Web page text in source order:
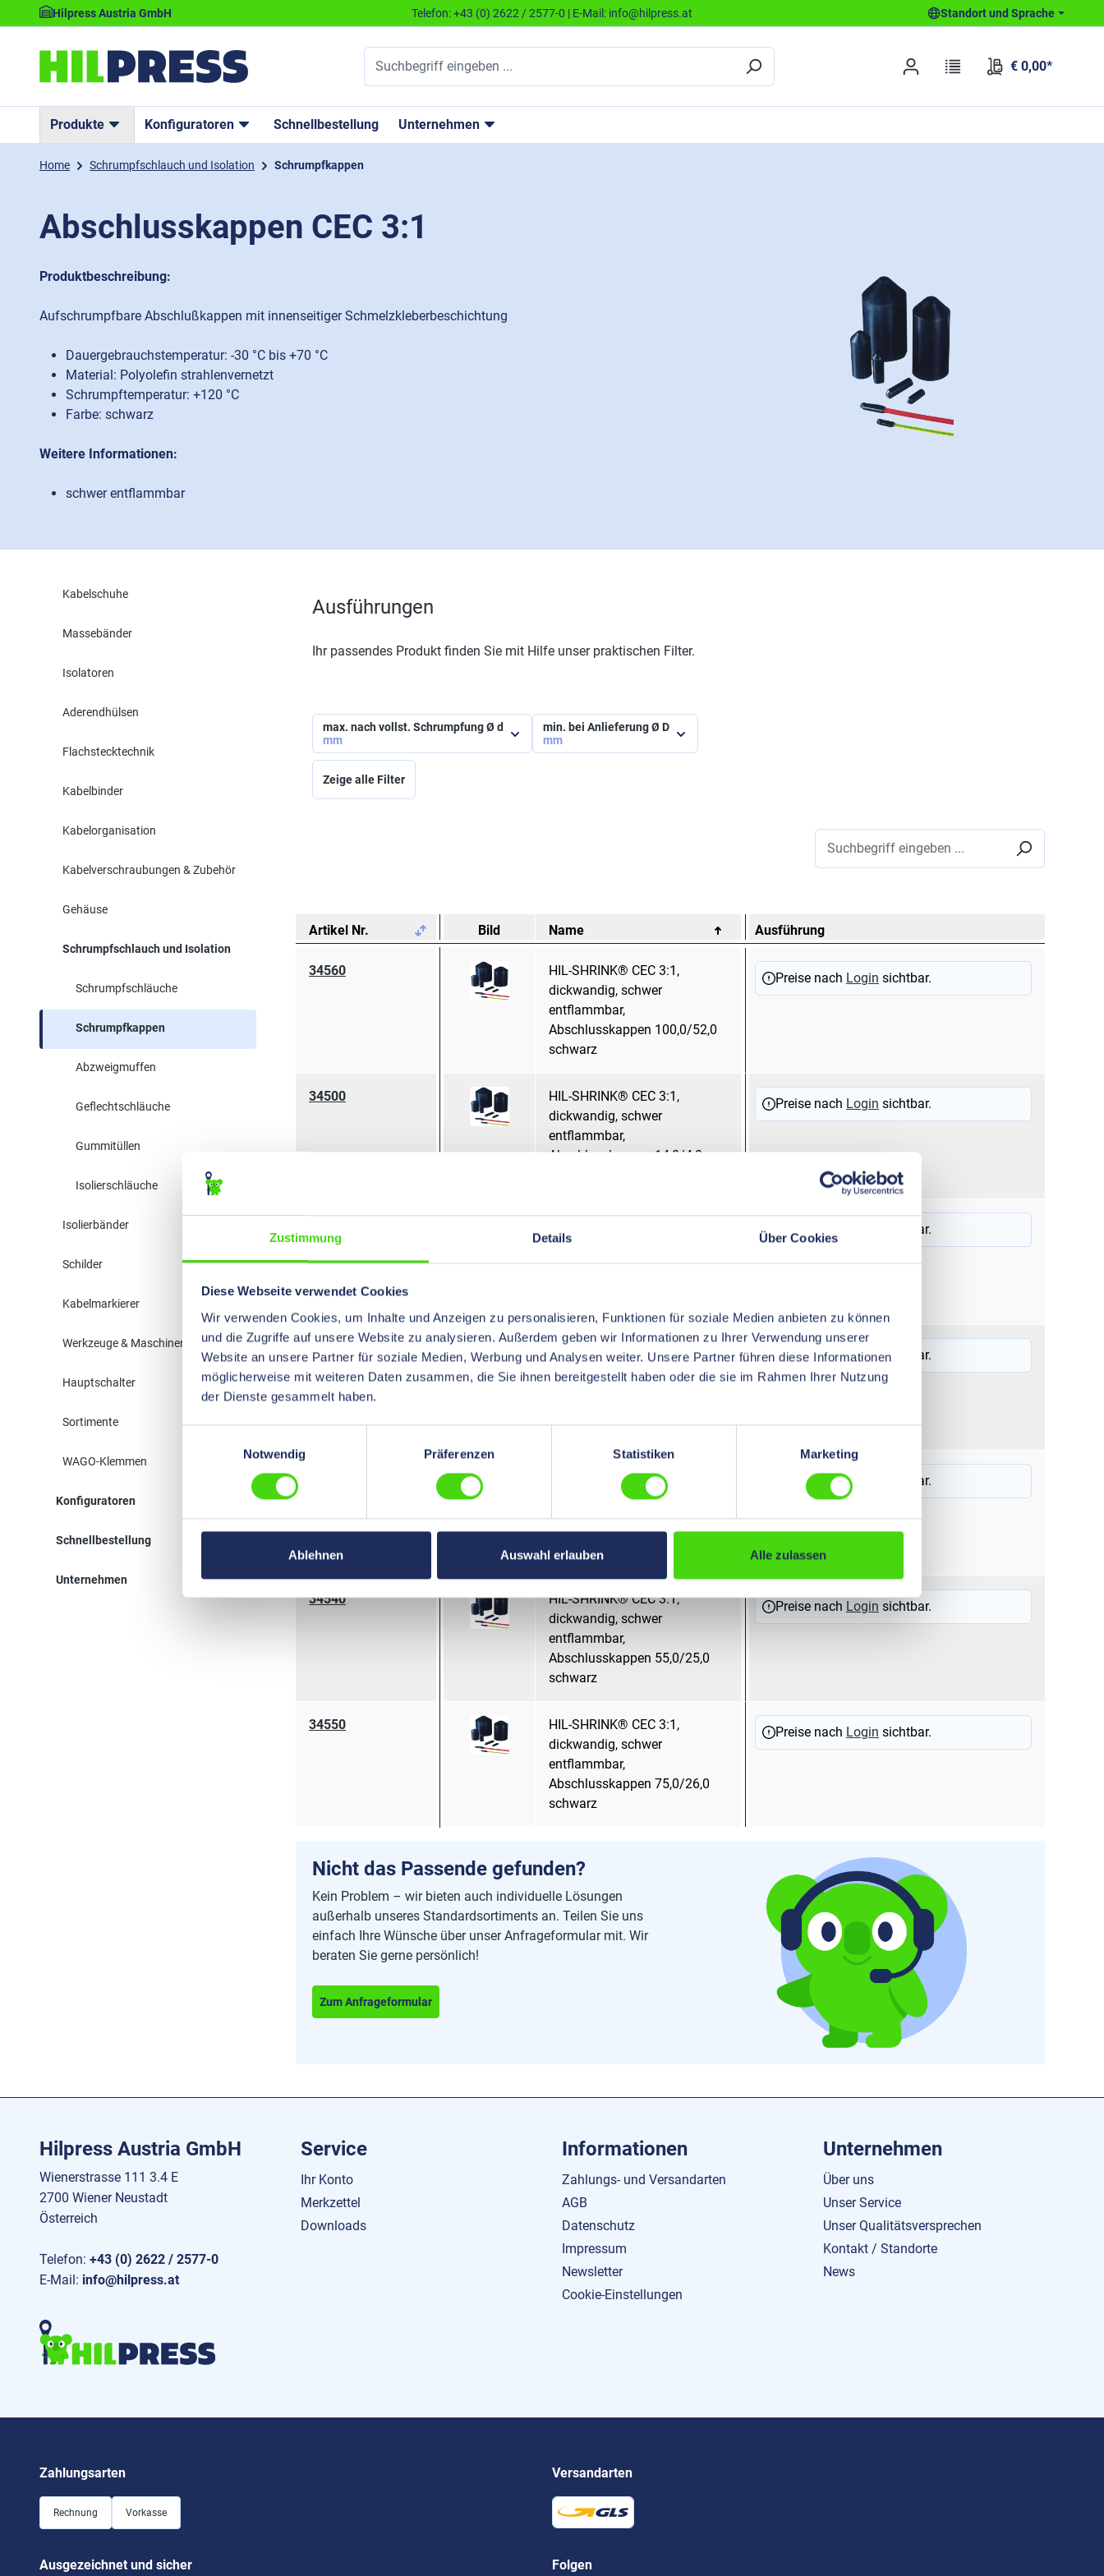
Zustimmung Details Über Cookies
Diese Webseite verwendet Cookies
Wir verwenden Cookies, um Inhalte und Anzeigen zu personalisieren, Funktionen für soziale Medien anbieten zu können
und die Zugriffe auf unsere Website zu analysieren. Außerdem geben wir Informationen zu Ihrer Verwendung unserer
Website an unsere Partner für soziale Medien, Werbung und Analysen weiter. Unsere Partner führen diese Informationen
möglicherweise mit weiteren Daten zusammen, die Sie ihnen bereitgestellt haben oder die sie im Rahmen Ihrer Nutzung
der Dienste gesammelt haben.
Notwendig
Präferenzen Statistiken Marketing
Ablehnen Auswahl erlauben Alle zulassen
Hilpress Austria GmbH Telefon:+43 (0) 2622 / 2577-0 | E-Mail: info@hilpress.at Standort und Sprache
€ 0,00*
Produkte Konfiguratoren Schnellbestellung Unternehmen
Home Schrumpfschlauch und Isolation Schrumpfkappen
Abschlusskappen CEC 3:1
Produktbeschreibung:
Aufschrumpfbare Abschlußkappen mit innenseitiger Schmelzkleberbeschichtung
Dauergebrauchstemperatur: -30 °C bis +70 °C
Material: Polyolefin strahlenvernetzt
Schrumpftemperatur: +120 °C
Farbe: schwarz
Weitere Informationen:
schwer entflammbar
Kabelschuhe
Massebänder
Isolatoren
Aderendhülsen
Flachstecktechnik
Kabelbinder
Kabelorganisation
Kabelverschraubungen & Zubehör
Gehäuse
Schrumpfschlauch und Isolation
Schrumpfschläuche
Schrumpfkappen
Abzweigmuffen
Geflechtschläuche
Gummitüllen
Isolierschläuche
Isolierbänder
Schilder
Kabelmarkierer
Werkzeuge & Maschinen
Hauptschalter
Sortimente
WAGO-Klemmen
Konfiguratoren
Schnellbestellung
Unternehmen
Ausführungen
Ihr passendes Produkt finden Sie mit Hilfe unser praktischen Filter.
max. nach vollst. Schrumpfung Ø d
mm
min. bei Anlieferung Ø D
mm
Zeige alle Filter
Artikel Nr. Bild Name Ausführung
34560
HIL-SHRINK® CEC 3:1,
dickwandig, schwer
entflammbar,
Abschlusskappen 100,0/52,0
schwarz
Preise nach Login sichtbar.
34500
HIL-SHRINK® CEC 3:1,
dickwandig, schwer
entflammbar,
Abschlusskappen 14,0/4,0
Preise nach Login sichtbar.
dickwandig, schwer
entflammbar,
Preise nach sichtbar.
34510
HIL-SHRINK® CEC 3:1,
dickwandig, schwer
entflammbar,
schwarz
Preise nachLoginsichtbar.
HIL-SHRINK® CEC 3:1,
dickwandig, schwer
Abschlusskappen 42,0/15,0
schwarz
Preise nachLogin sichtbar.
34540
HIL-SHRINK® CEC 3:1,
dickwandig, schwer
entflammbar,
Abschlusskappen 55,0/25,0
schwarz
Preise nach Login sichtbar.
34550
HIL-SHRINK® CEC 3:1,
dickwandig, schwer
entflammbar,
Abschlusskappen 75,0/26,0
schwarz
Preise nach Login sichtbar.
Nicht das Passende gefunden?
Kein Problem – wir bieten auch individuelle Lösungen
außerhalb unseres Standardsortiments an. Teilen Sie uns
einfach Ihre Wünsche über unser Anfrageformular mit. Wir
beraten Sie gerne persönlich!
Zum Anfrageformular
Hilpress Austria GmbH
Wienerstrasse 111 3.4 E
2700 Wiener Neustadt
Österreich
Telefon: +43 (0) 2622 / 2577-0
E-Mail: info@hilpress.at
Service
Ihr Konto
Merkzettel
Downloads
Informationen
Zahlungs- und Versandarten
AGB
Datenschutz
Impressum
Newsletter
Cookie-Einstellungen
Unternehmen
Über uns
Unser Service
Unser Qualitätsversprechen
Kontakt / Standorte
News
Zahlungsarten
Rechnung Vorkasse
Versandarten
Ausgezeichnet und sicher Folgen